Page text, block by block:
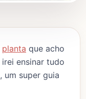
planta que acho
ensinar tudo
um super guia